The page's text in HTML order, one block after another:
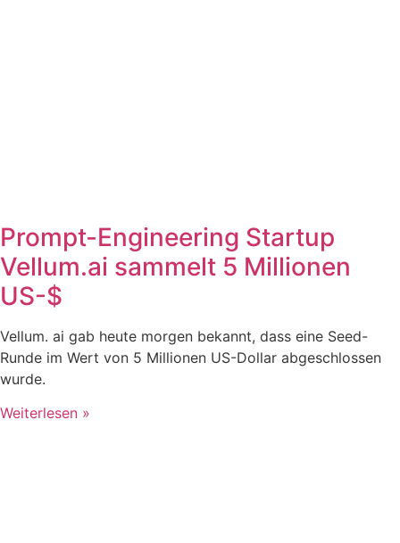
Prompt-Engineering Startup
Vellum.ai sammelt 5 Millionen
US-$
Vellum. ai gab heute morgen bekannt, dass eine Seed-
Runde im Wert von 5 Millionen US-Dollar abgeschlossen
wurde.
Weiterlesen »